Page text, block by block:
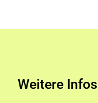
Weitere Infos